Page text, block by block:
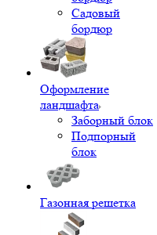
Садовый
бордюр
Оформление
ландшафта
Заборный блок
Подпорный
блок
Газонная решетка